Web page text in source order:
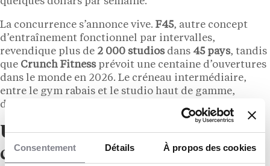
Consentement Détails À propos des cookies
La concurrence s’annonce vive. F45, autre concept
d’entraînement fonctionnel par intervalles,
revendique plus de 2 000 studiosdans 45 pays, tandis
que Crunch Fitnessprévoit une centaine d’ouvertures
dans le monde en 2026. Le créneau intermédiaire,
entre le gym rabais et le studio haut de gamme,
devient le vrai champ de bataille au Québec.
Une occasion à peser pour les
candidats franchisés du